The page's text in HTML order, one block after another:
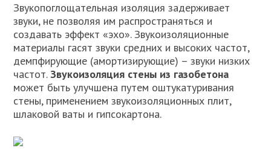
Звукопоглощательная изоляция задерживает
звуки, не позволяя им распространяться и
создавать эффект «эхо». Звукоизоляционные
материалы гасят звуки средних и высоких частот,
демпфирующие (амортизирующие) – звуки низких
частот.Звукоизоляция стены из газобетона
может быть улучшена путем оштукатуривания
стены, применением звукоизоляционных плит,
шлаковой ваты и гипсокартона.